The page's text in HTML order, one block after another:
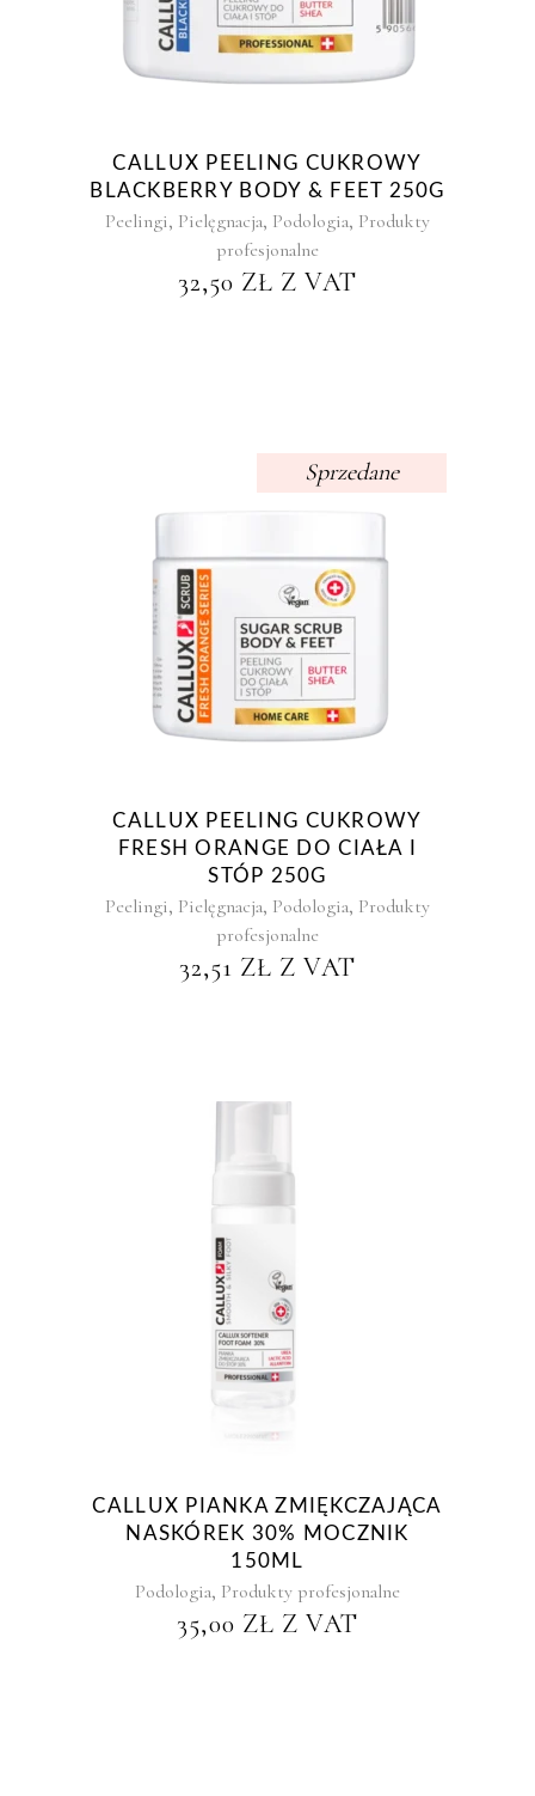
CALLUX PEELING CUKROWY
BLACKBERRY BODY & FEET 250G
Peelingi, Pielęgnacja, Podologia, Produkty
profesjonalne
32,50 ZŁ Z VAT
Sprzedane
CALLUX PEELING CUKROWY
FRESH ORANGE DO CIAŁA I
STÓP 250G
Peelingi, Pielęgnacja, Podologia, Produkty
profesjonalne
32,51 ZŁ Z VAT
CALLUX PIANKA ZMIĘKCZAJĄCA
NASKÓREK 30% MOCZNIK
150ML
Podologia, Produkty profesjonalne
35,00 ZŁ Z VAT